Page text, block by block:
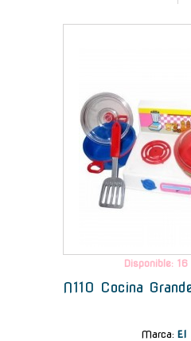
Disponible:
N110 Cocina
Marca: El